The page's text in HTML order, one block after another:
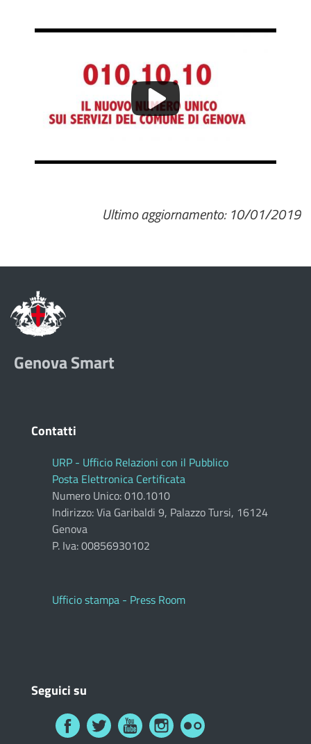
Ultimo aggiornamento: 10/01/2019
Genova Smart
Contatti
URP - Ufficio Relazioni con il Pubblico
Posta Elettronica Certificata
Numero Unico: 010.1010
Indirizzo: Via Garibaldi 9, Palazzo Tursi, 16124
Genova
P. Iva: 00856930102
Ufficio stampa - Press Room
Seguici su